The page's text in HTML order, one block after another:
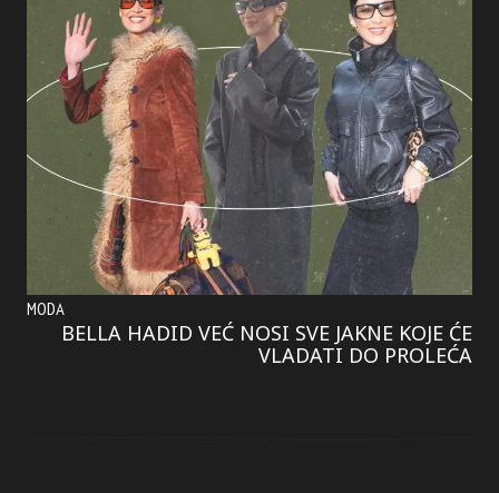
MODA
BELLA HADID VEĆ NOSI SVE JAKNE KOJE ĆE
VLADATI DO PROLEĆA